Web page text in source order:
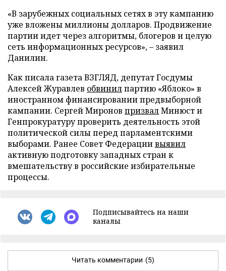
«В зарубежных социальных сетях в эту кампанию
уже вложены миллионы долларов. Продвижение
партии идет через алгоритмы, блогеров и целую
сеть информационных ресурсов», – заявил
Данилин.
Как писала газета ВЗГЛЯД, депутат Госдумы
Алексей Журавлев обвинилпартию «Яблоко» в
иностранном финансировании предвыборной
кампании. Сергей Миронов призвалМинюст и
Генпрокуратуру проверить деятельность этой
политической силы перед парламентскими
выборами. Ранее Совет Федерациивыявил
активную подготовку западных стран к
вмешательству в российские избирательные
процессы.
Подписывайтесь на наши
каналы
Читать комментарии (5)